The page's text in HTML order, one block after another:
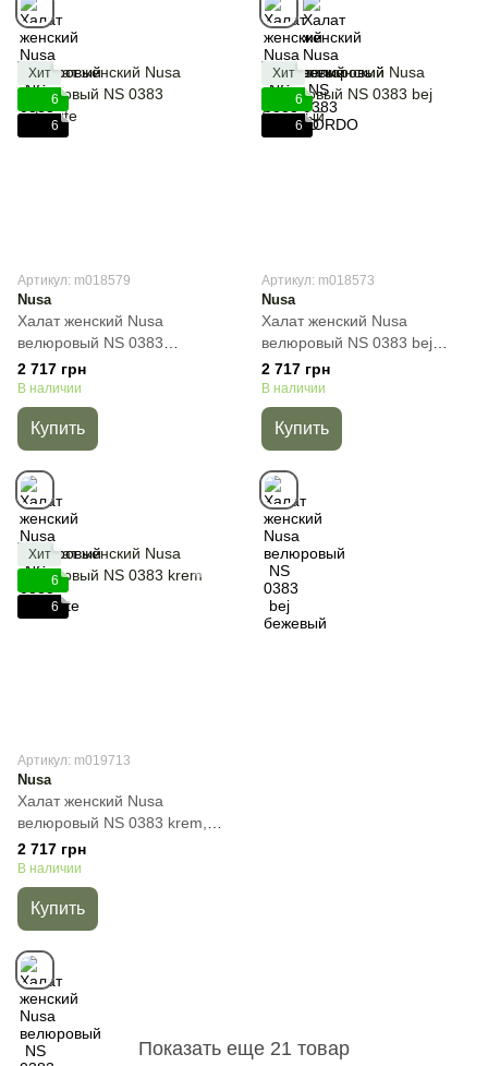
Хит
6
6
Артикул: m018579
Nusa
Халат женский Nusa
велюровый NS 0383
antracite, Графит, S
2 717 грн
В наличии
Купить
Хит
6
6
Артикул: m018573
Nusa
Халат женский Nusa
велюровый NS 0383 bej
бежевый , Бежевый, S
2 717 грн
В наличии
Купить
Хит
6
6
Артикул: m019713
Nusa
Халат женский Nusa
велюровый NS 0383 krem,
Кремовый, S
2 717 грн
В наличии
Купить
Показать еще 21 товар